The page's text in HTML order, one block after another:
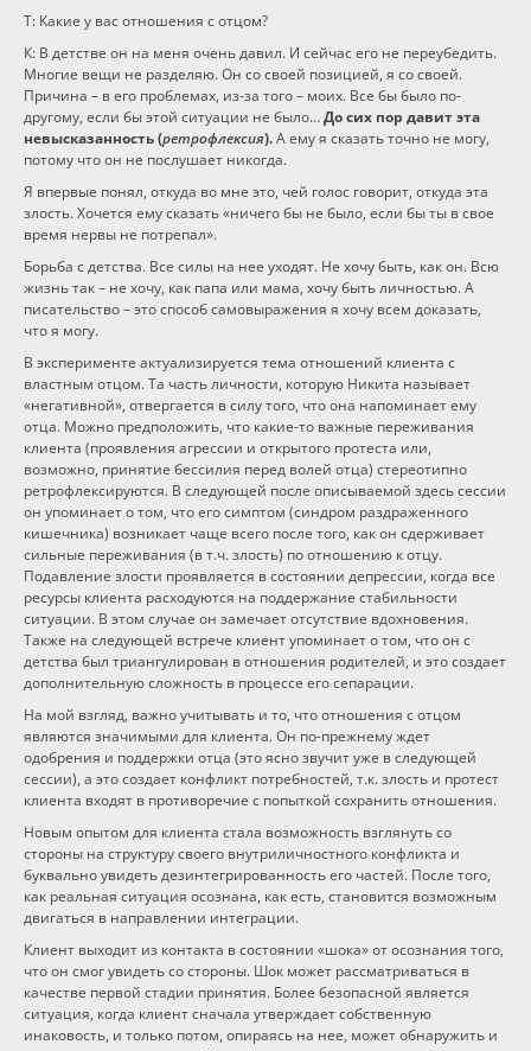
Т: Какие у вас отношения с отцом?
К: В детстве он на меня очень давил. И сейчас его не переубедить.
Многие вещи не разделяю. Он со своей позицией, я со своей.
Причина – в его проблемах, из-за того – моих. Все бы было по-
другому, если бы этой ситуации не было…До сих пор давит эта
невысказанность (ретрофлексия).А ему я сказать точно не могу,
потому что он не послушает никогда.
Я впервые понял, откуда во мне это, чей голос говорит, откуда эта
злость. Хочется ему сказать «ничего бы не было, если бы ты в свое
время нервы не потрепал».
Борьба с детства. Все силы на нее уходят. Не хочу быть, как он. Всю
жизнь так – не хочу, как папа или мама, хочу быть личностью. А
писательство – это способ самовыражения я хочу всем доказать,
что я могу.
В эксперименте актуализируется тема отношений клиента с
властным отцом. Та часть личности, которую Никита называет
«негативной», отвергается в силу того, что она напоминает ему
отца. Можно предположить, что какие-то важные переживания
клиента (проявления агрессии и открытого протеста или,
возможно, принятие бессилия перед волей отца) стереотипно
ретрофлексируются. В следующей после описываемой здесь сессии
он упоминает о том, что его симптом (синдром раздраженного
кишечника) возникает чаще всего после того, как он сдерживает
сильные переживания (в т.ч. злость) по отношению к отцу.
Подавление злости проявляется в состоянии депрессии, когда все
ресурсы клиента расходуются на поддержание стабильности
ситуации. В этом случае он замечает отсутствие вдохновения.
Также на следующей встрече клиент упоминает о том, что он с
детства был триангулирован в отношения родителей, и это создает
дополнительную сложность в процессе его сепарации.
На мой взгляд, важно учитывать и то, что отношения с отцом
являются значимыми для клиента. Он по-прежнему ждет
одобрения и поддержки отца (это ясно звучит уже в следующей
сессии), а это создает конфликт потребностей, т.к. злость и протест
клиента входят в противоречие с попыткой сохранить отношения.
Новым опытом для клиента стала возможность взглянуть со
стороны на структуру своего внутриличностного конфликта и
буквально увидеть дезинтегрированность его частей. После того,
как реальная ситуация осознана, как есть, становится возможным
двигаться в направлении интеграции.
Клиент выходит из контакта в состоянии «шока» от осознания того,
что он смог увидеть со стороны. Шок может рассматриваться в
качестве первой стадии принятия. Более безопасной является
ситуация, когда клиент сначала утверждает собственную
инаковость, и только потом, опираясь на нее, может обнаружить и